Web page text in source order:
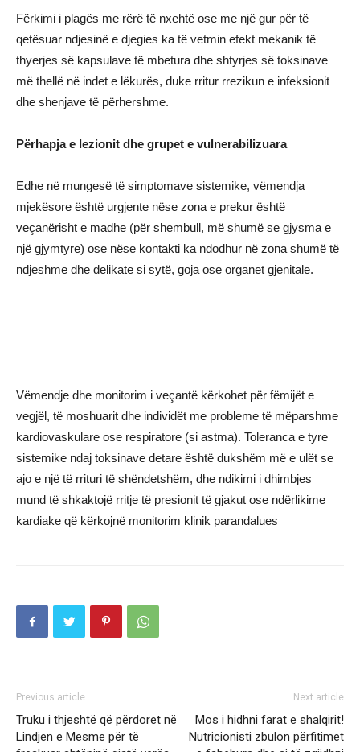
Fërkimi i plagës me rërë të nxehtë ose me një gur për të
qetësuar ndjesinë e djegies ka të vetmin efekt mekanik të
thyerjes së kapsulave të mbetura dhe shtyrjes së toksinave
më thellë në indet e lëkurës, duke rritur rrezikun e infeksionit
dhe shenjave të përhershme.
Përhapja e lezionit dhe grupet e vulnerabilizuara
Edhe në mungesë të simptomave sistemike, vëmendja
mjekësore është urgjente nëse zona e prekur është
veçanërisht e madhe (për shembull, më shumë se gjysma e
një gjymtyre) ose nëse kontakti ka ndodhur në zona shumë të
ndjeshme dhe delikate si sytë, goja ose organet gjenitale.
Vëmendje dhe monitorim i veçantë kërkohet për fëmijët e
vegjël, të moshuarit dhe individët me probleme të mëparshme
kardiovaskulare ose respiratore (si astma). Toleranca e tyre
sistemike ndaj toksinave detare është dukshëm më e ulët se
ajo e një të rrituri të shëndetshëm, dhe ndikimi i dhimbjes
mund të shkaktojë rritje të presionit të gjakut ose ndërlikime
kardiake që kërkojnë monitorim klinik parandalues
Previous article
Truku i thjeshtë që përdoret në
Lindjen e Mesme për të
Next article
Mos i hidhni farat e shalqirit!
Nutricionisti zbulon përfitimet